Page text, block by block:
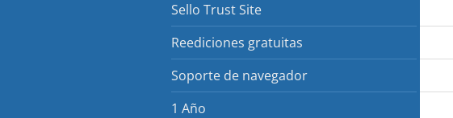
Sello Trust Site
Reediciones gratuitas
Soporte de navegador
1 Año